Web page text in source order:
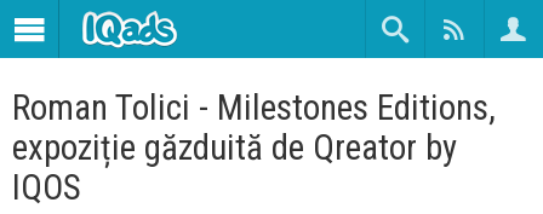
Roman Tolici - Milestones Editions,
expoziție găzduită de Qreator by
IQOS